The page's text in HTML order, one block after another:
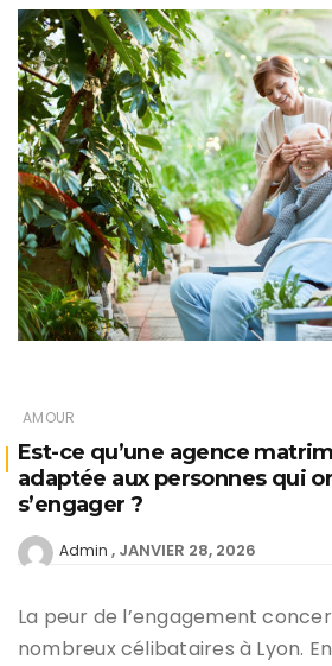
AMOUR
Est-ce qu’une agence
adaptée aux personnes qui
s’engager ?
Admin JANVIER 28, 2026
La peur de l’engagement
nombreux célibataires à Lyon.